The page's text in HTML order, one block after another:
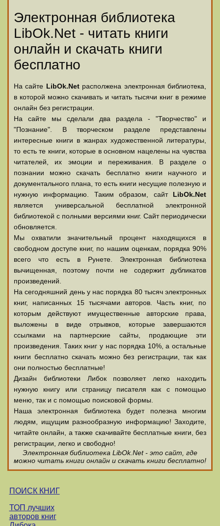
Электронная библиотека
LibOk.Net - читать книги
онлайн и скачать книги
бесплатно
На сайте LibOk.Netрасполжена электронная библиотека,
в которой можно скачивать и читать тысячи книг в режиме
онлайн без регистрации.
На сайте мы сделали два раздела - "Творчество" и
"Познание". В творческом разделе представлены
интересные книги в жанрах художественной литературы,
то есть те книги, которые в основном нацелены на чувства
читателей, их эмоции и переживания. В разделе о
познании можно скачать бесплатно книги научного и
документального плана, то есть книги несущие полезную и
нужную информацию. Таким образом, сайт LibOk.Net
является универсальной бесплатной электронной
библиотекой с полными версиями книг. Сайт периодически
обновляется.
Мы охватили значительный процент находящихся в
свободном доступе книг, по нашим оценкам, порядка 90%
всего что есть в Рунете. Электронная библиотека
вычищенная, поэтому почти не содержит дубликатов
произведений.
На сегодняшний день у нас порядка 80 тысяч электронных
книг, написанных 15 тысячами авторов. Часть книг, по
которым действуют имущественные авторские права,
выложены в виде отрывков, которые завершаются
ссылками на партнерские сайты, продающие эти
произведения. Таких книг у нас порядка 10%, а остальные
книги бесплатно скачать можно без регистрации, так как
они полностью бесплатные!
Дизайн библиотеки Либок позволяет легко находить
нужную книгу или страницу писателя как с помощью
меню, так и с помощью поисковой формы.
Наша электронная библиотека будет полезна многим
людям, ищущим разнообразную информацию! Заходите,
читайте онлайн, а также скачивайте бесплатные книги, без
регистрации, легко и свободно!
Электронная библиотека LibOk.Net - это сайт, где
можно читать книги онлайн и скачать книги бесплатно!
ПОИСК КНИГ
ТОП лучших
авторов книг